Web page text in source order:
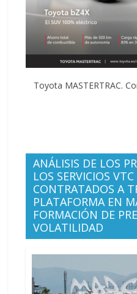
Toyota MASTERTRAC.
ANÁLISIS DE LOS
LOS SERVICIOS VTC
CONTRATADOS A
PLATAFORMA EN
FORMACIÓN DE
VOLATILIDAD